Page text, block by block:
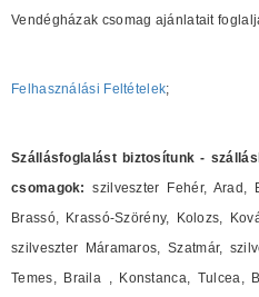
Vendégházak csomag ajánlatait
Felhasználási Feltételek;
Szállásfoglalást biztosítunk -
csomagok: szilveszter Fehér, Arad,
Brassó, Krassó-Szörény, Kolozs,
szilveszter Máramaros, Szatmár,
Temes, Braila , Konstanca, Tulcea,